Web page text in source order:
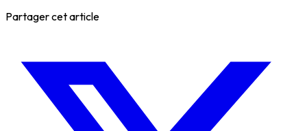
Partager cet article